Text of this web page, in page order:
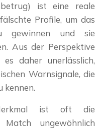
ist eine reale
Profile, um das
gewinnen und sie
Aus der Perspektive
daher unerlässlich,
Warnsignale, die
kennen.
ist oft die
ungewöhnlich